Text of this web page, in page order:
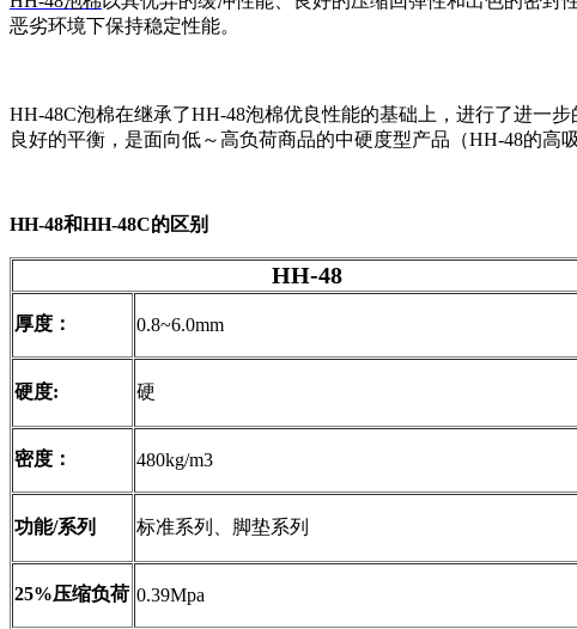
恶劣环境下保持稳定性能。
HH-48C泡棉在继承了HH-48泡棉优良性能的基础上，进行了进一
良好的平衡，是面向低～高负荷商品的中硬度型产品（HH-48的高
HH-48和HH-48C的区别
HH-48
厚度： 0.8~6.0mm
硬度: 硬
密度： 480kg/m3
功能/系列 标准系列、脚垫系列
25%压缩负荷 0.39Mpa